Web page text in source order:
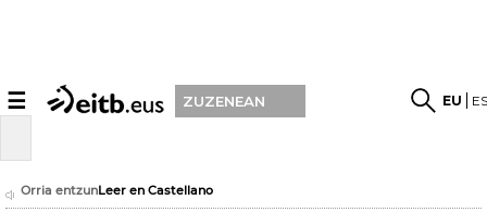
☰ ZUZENEAN EU
Orria entzunLeer en Castellano